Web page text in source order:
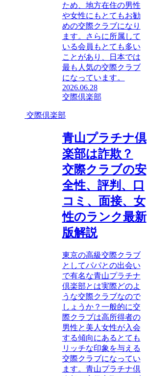
ため、地方在住の男性
や女性にもとてもお勧
めの交際クラブになり
ます。さらに所属して
いる会員もとても多い
ことがあり、日本では
最も人気の交際クラブ
になっています。
2026.06.28
交際倶楽部
交際倶楽部
青山プラチナ倶
楽部は詐欺？
交際クラブの安
全性、評判、口
コミ、面接、女
性のランク最新
版解説
東京の高級交際クラブ
としてパパとの出会い
で有名な青山プラチナ
倶楽部とは実際どのよ
うな交際クラブなので
しょうか？一般的に交
際クラブは高所得者の
男性と美人女性が入会
する傾向にあるとても
リッチな印象を与える
交際クラブになってい
ます。青山プラチナ倶